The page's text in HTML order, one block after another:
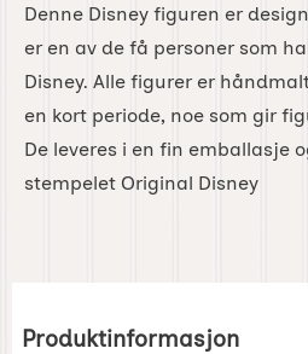
Denne Disney figuren er
er en av de få personer som
Disney. Alle figurer er
en kort periode, noe som gir
De leveres i en fin emballasje
stempelet Original Disney
Produktinformasjon